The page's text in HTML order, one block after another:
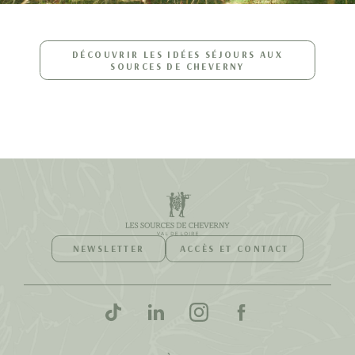
DÉCOUVRIR LES IDÉES SÉJOURS AUX
SOURCES DE CHEVERNY
NEWSLETTER ACCÈS ET CONTACT